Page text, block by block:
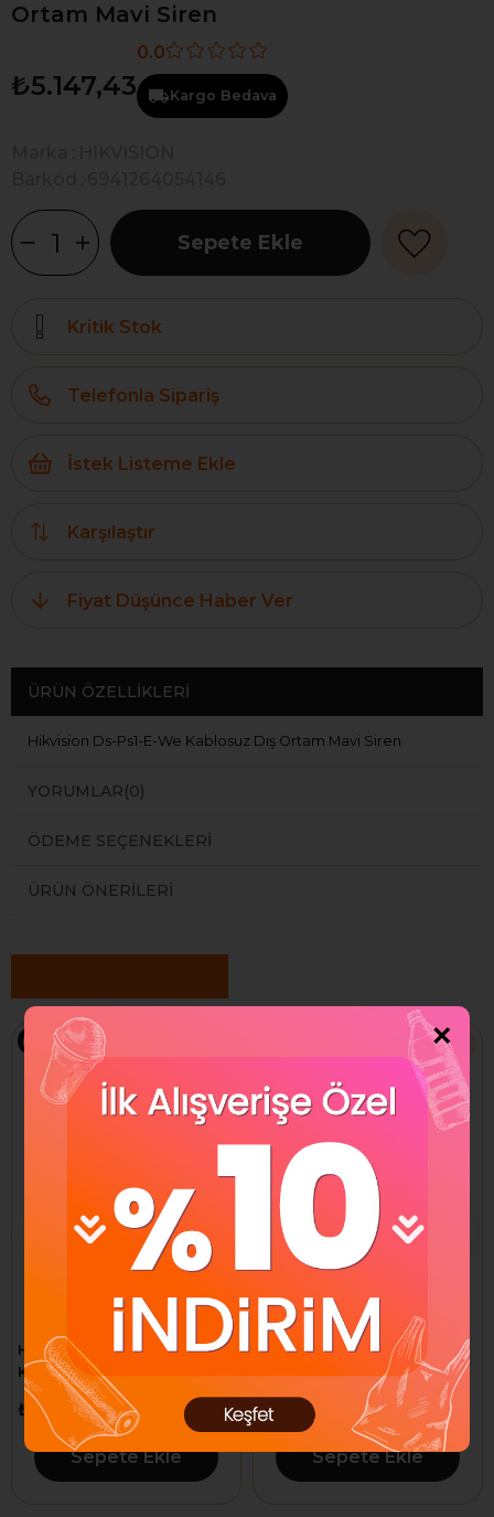
Ortam Mavi Siren
₺5.147,43
0.0
Kargo Bedava
Kritik Stok
Telefonla Sipariş
İstek Listeme Ekle
Karşılaştır
Fiyat Düşünce Haber Ver
ÜRÜN ÖZELLIKLERI
Hikvision Ds-Ps1-E-We Kablosuz Dış Ortam Mavi Siren
YORUMLAR(0)
ÖDEME SEÇENEKLERI
ÜRÜN ÖNERILERI
Hikvision DS-PS1-I-WE
Kablosuz Alarm -İç Ortam
Dahili Siren
₺4.049,96
Sepete Ekle
Ücretsiz Kargo
Hikvision DS-PKF1-WE
Kablosuz Anahtarlık
Kumanda
₺1.966,71
Sepete Ekle
×